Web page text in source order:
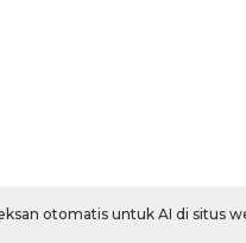
otomatis untuk AI di situs